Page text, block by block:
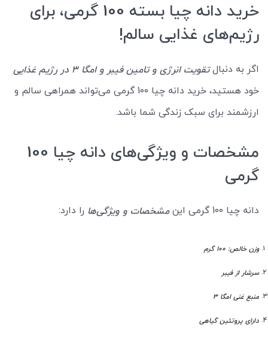
خرید دانه چیا بسته 100 گرمی، برای
رژیم‌های غذایی سالم!
اگر به دنبالتقویت انرژی و تامین فیبر و امگا ۳ در رژیم غذایی
خود هستید، خرید دانه چیا 100 گرمی می‌تواند همراهی سالم و
ارزشمند برای سبک زندگی شما باشد.
مشخصات و ویژگی‌های دانه چیا 100
گرمی
دانه چیا 100 گرمی این مشخصات و ویژگی‌ها را دارد:
وزن خالص: ۱۰۰ گرم
سرشار از فیبر
منبع غنی امگا ۳
دارای پروتئین گیاهی